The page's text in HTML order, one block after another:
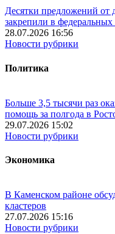
Десятки предложений от
закрепили в федеральных
28.07.2026 16:56
Новости рубрики
Политика
Больше 3,5 тысячи раз
помощь за полгода в
29.07.2026 15:02
Новости рубрики
Экономика
В Каменском районе
кластеров
27.07.2026 15:16
Новости рубрики